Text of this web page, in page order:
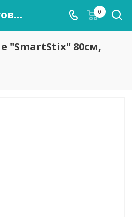
Спицы круговые "SmartStix" 80см, KnitPro 0
"SmartStix" 80см,